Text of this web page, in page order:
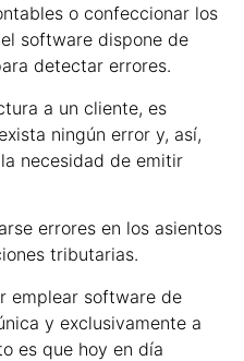
o confeccionar los
software dispone de
detectar errores.
a un cliente, es
ningún error y, así,
necesidad de emitir
errores en los asientos
tributarias.
emplear software de
y exclusivamente a
es que hoy en día